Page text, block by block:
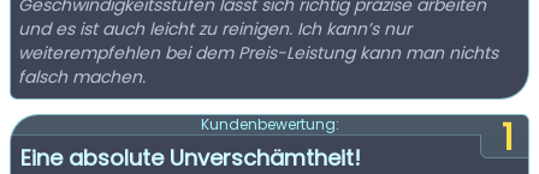
Geschwindigkeitsstufen lässt sich richtig präzise arbeiten
und es ist auch leicht zu reinigen. Ich kann’s nur
weiterempfehlen bei dem Preis-Leistung kann man nichts
falsch machen.
1
Kundenbewertung:
Eine absolute Unverschämtheit!